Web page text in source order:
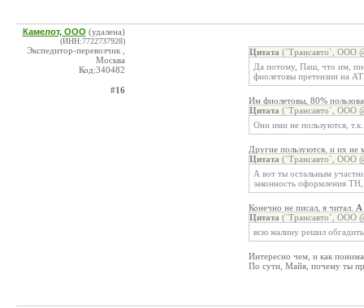
Камелот, ООО (удалена)
(ИНН:7722737928)
Экспедитор-перевозчик ,
Москва
Код:340482
#16
Цитата (`Трансавто`, ООО
Да потому, Паш, что им,
фиолетовы претензии на
Им фиолетовы, 80%
Цитата (`Трансавто`, ООО
Они ими не пользуются,
Другие пользуются, и их не
Цитата (`Трансавто`, ООО
А вот ты остальным
законность оформления
Конечно не писал, я читал. А
Цитата (`Трансавто`, ООО
всю малину решил обгадить
Интересно чем, и как
По сути, Майя, почему ты